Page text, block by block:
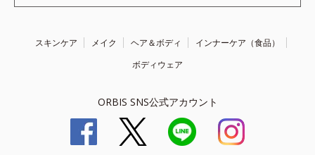
スキンケア メイク ヘア＆ボディ
インナーケア（食品）
ボディウェア
ORBIS SNS公式アカウント